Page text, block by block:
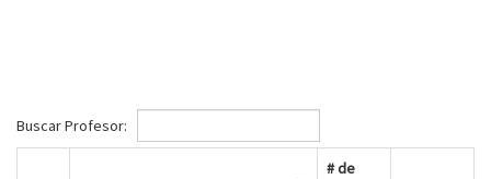
Buscar Profesor:
# de